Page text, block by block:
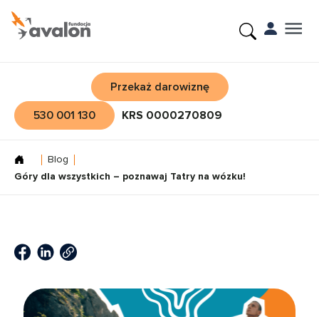
Przekaż darowiznę
530 001 130
KRS 0000270809
Blog
Góry dla wszystkich – poznawaj Tatry na wózku!